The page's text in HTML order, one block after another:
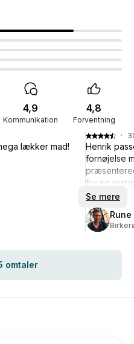
Kommunikation
4,9
Forventning
4,8
lækker mad!
Rune
·
Henrik
fornøjelse
for en
ikke at vide
før Henrik
Se mere
omtaler